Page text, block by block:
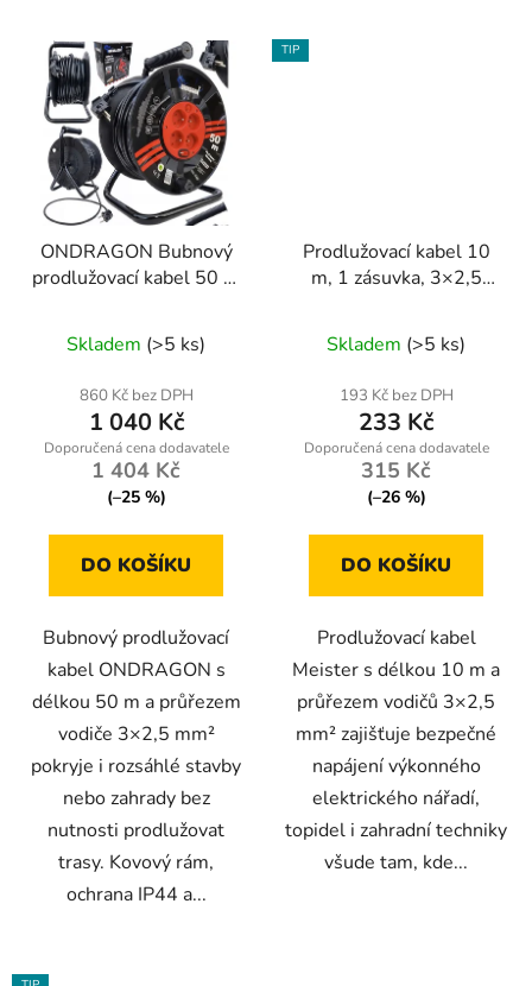
ONDRAGON Bubnový
prodlužovací kabel 50 m
zásuvky, blokace
odvinutíhodnocení
produktu
je
5,0
z
hvězdiček.
Skladem (>5 ks)
860 Kč bez DPH
1 040 Kč
1 404 Kč
(–25 %)
DO KOŠÍKU
Bubnový prodlužovací
kabel ONDRAGON s
délkou 50 m a průřezem
vodiče 3×2,5 mm²
pokryje i rozsáhlé stavby
nebo zahrady bez
nutnosti prodlužovat
trasy. Kovový rám,
ochrana IP44 a...
TIP
Prodlužovací kabel 10
m, 1 zásuvka, 3×2,5
Meister
hodnocení
produktu
je
5,0
z
hvězdiček.
Skladem (>5 ks)
193 Kč bez DPH
233 Kč
315 Kč
(–26 %)
DO KOŠÍKU
Prodlužovací kabel
Meister s délkou 10 m a
průřezem vodičů 3×2,5
mm² zajišťuje bezpečné
napájení výkonného
elektrického nářadí,
topidel i zahradní techniky
všude tam, kde...